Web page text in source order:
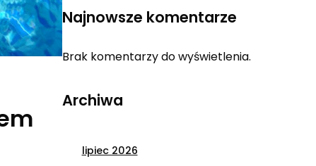
Najnowsze komentarze
Brak komentarzy do wyświetlenia.
Archiwa
lipiec 2026